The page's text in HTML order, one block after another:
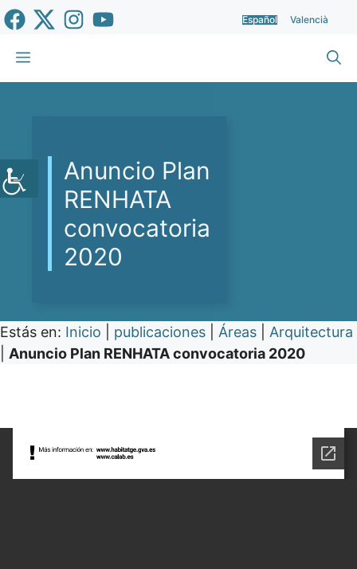
Saltar
al
contenido
Español Valencià
Menú
Anuncio Plan
RENHATA
convocatoria
2020
Estás en: Inicio publicaciones Áreas
Arquitectura
Anuncio Plan RENHATA convocatoria 2020